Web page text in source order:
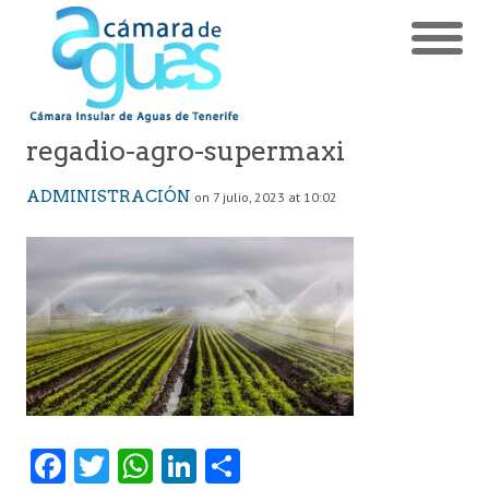
regadio-agro-supermaxi
ADMINISTRACIÓN on 7 julio, 2023 at 10:02
Fa T W Li